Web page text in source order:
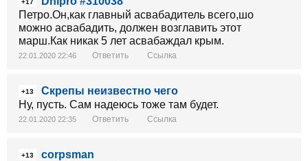
+17
Петро.Он,как главный асвабадитель всего,шо
можно асвабадить, должен возглавить этот
марш.Как никак 5 лет асвабаждал крым.
22.01.2020 22:46 Ответить Ссылка
+13
Скрепы неизвестно чего
Ну, пусть. Сам надеюсь тоже там будет.
22.01.2020 22:35 Ответить Ссылка
+13
corpsman